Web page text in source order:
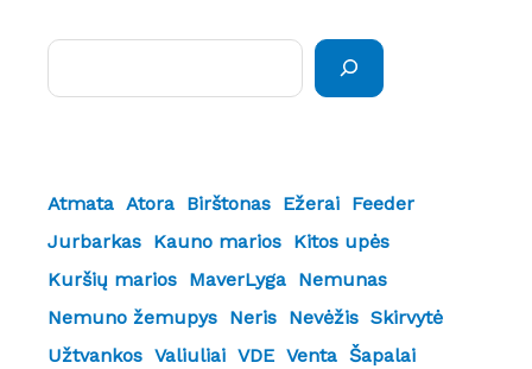
Atmata Atora Birštonas Ežerai Feeder
Jurbarkas Kauno marios Kitos upės
Kuršių marios MaverLyga Nemunas
Nemuno žemupys Neris Nevėžis Skirvytė
Užtvankos Valiuliai VDE Venta Šapalai